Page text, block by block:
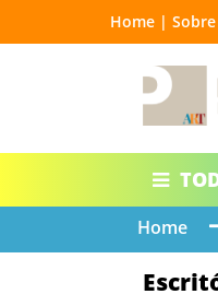
Home |
Home